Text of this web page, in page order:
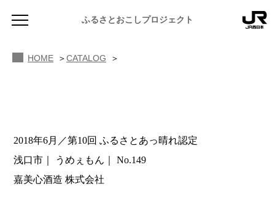
ふるさとおこしプロジェクト
お知らせ
HOME CATALOG
2018年6月／第10回 ふるさとあっ晴れ認定
浅口市
うめぇもん
No.149
嘉美心酒造 株式会社